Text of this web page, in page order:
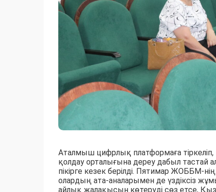
Аталмыш цифрлық платформаға тіркеліп,
қолдау орталығына дереу дабыл
пікірге кезек берілді. Пятимар ЖОББМ-
олардың ата-аналарымен де үздіксіз
айлық жалақысын көтеруді сөз етсе,